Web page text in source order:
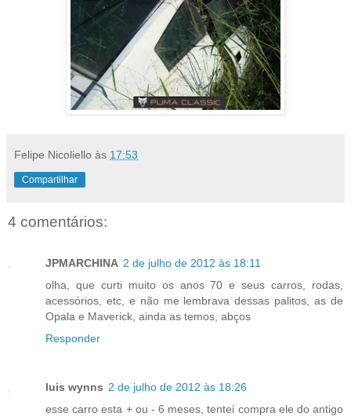
Felipe Nicoliello às 17:53
Compartilhar
4 comentários:
JPMARCHINA 2 de julho de 2012 às 18:11
olha, que curti muito os anos 70 e seus carros, rodas,
acessórios, etc, e não me lembrava dessas palitos, as de
Opala e Maverick, ainda as temos, abços
Responder
luis wynns 2 de julho de 2012 às 18:26
esse carro esta + ou - 6 meses, tentei compra ele do antigo